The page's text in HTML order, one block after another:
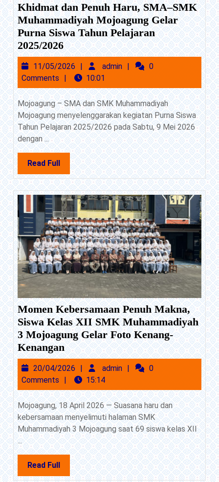
Khidmat dan Penuh Haru, SMA–SMK
Muhammadiyah Mojoagung Gelar
Purna Siswa Tahun Pelajaran
2025/2026Khidmat
dan
Penuh
Haru,
SMA–
SMK
Muhammadiyah
Mojoagung
Gelar
Purna
Siswa
Tahun
Pelajaran
2025/2026
11/05/2026 11/05/2026
admin admin
0
Comments
10:01
Mojoagung – SMA dan SMK Muhammadiyah
Mojoagung menyelenggarakan kegiatan Purna Siswa
Tahun Pelajaran 2025/2026 pada Sabtu, 9 Mei 2026
dengan ...
Read FullRead
Full
Momen Kebersamaan Penuh Makna,
Siswa Kelas XII SMK Muhammadiyah
3 Mojoagung Gelar Foto Kenang-
KenanganMomen
Kebersamaan
Penuh
Makna,
Siswa
Kelas
XII
SMK
Muhammadiyah
Mojoagung
20/04/2026 20/04/2026
admin admin
0
Comments
15:14
Mojoagung, 18 April 2026 — Suasana haru dan
kebersamaan menyelimuti halaman SMK
Muhammadiyah 3 Mojoagung saat 69 siswa kelas XII
...
Read Full Read
Full